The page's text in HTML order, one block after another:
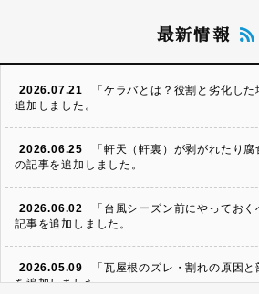
最新情報
2026.07.21
「ケラバとは？役割と劣化し
追加しました。
2026.06.25
「軒天（軒裏）が剥がれたり
の記事を追加しました。
2026.06.02
「台風シーズン前にやってお
記事を追加しました。
2026.05.09
「瓦屋根のズレ・割れの原因
を追加しました。